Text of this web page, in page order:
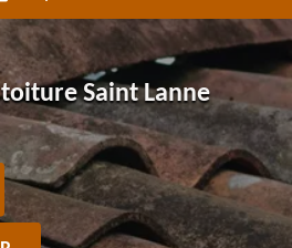
Saint Lanne